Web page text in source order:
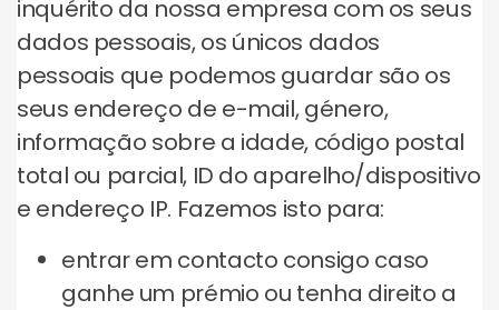
inquérito da nossa empresa com os seus
dados pessoais, os únicos dados
pessoais que podemos guardar são os
seus endereço de e-mail, género,
informação sobre a idade, código postal
total ou parcial, ID do aparelho/dispositivo
e endereço IP. Fazemos isto para:
entrar em contacto consigo caso
ganhe um prémio ou tenha direito a